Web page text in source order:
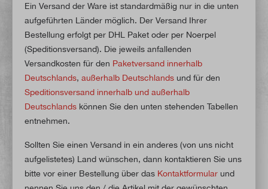
Ein Versand der Ware ist standardmäßig nur in die unten
aufgeführten Länder möglich. Der Versand Ihrer
Bestellung erfolgt per DHL Paket oder per Noerpel
(Speditionsversand). Die jeweils anfallenden
Versandkosten für den Paketversand innerhalb
Deutschlands, außerhalb Deutschlands und für den
Speditionsversand innerhalb und außerhalb
Deutschlands können Sie den unten stehenden Tabellen
entnehmen.
Sollten Sie einen Versand in ein anderes (von uns nicht
aufgelistetes) Land wünschen, dann kontaktieren Sie uns
bitte vor einer Bestellung über das Kontaktformular und